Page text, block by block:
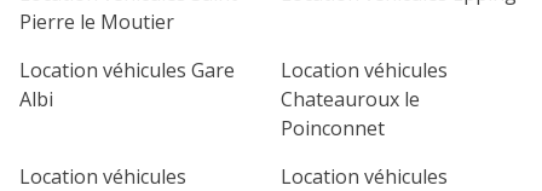
Pierre le Moutier
Location véhicules Gare
Albi
Location véhicules
Chateauroux le
Poinconnet
Location véhicules
Location véhicules